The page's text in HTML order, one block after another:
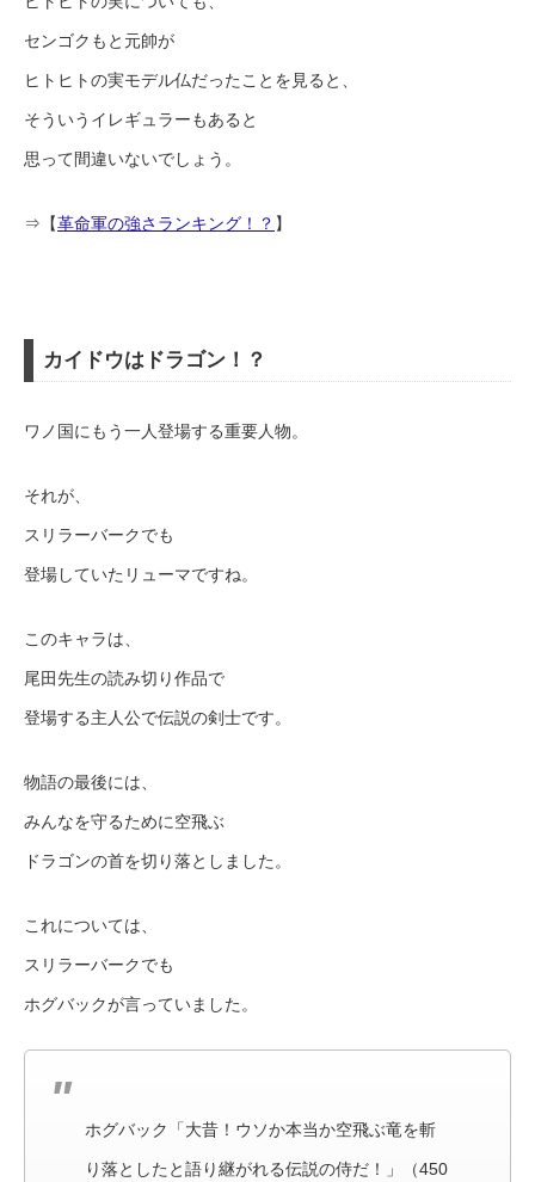
センゴクもと元帥が
ヒトヒトの実モデル仏だったことを見ると、
そういうイレギュラーもあると
思って間違いないでしょう。
⇒【革命軍の強さランキング！？ 】
カイドウはドラゴン！？
ワノ国にもう一人登場する重要人物。
それが、
スリラーバークでも
登場していたリューマですね。
このキャラは、
尾田先生の読み切り作品で
登場する主人公で伝説の剣士です。
物語の最後には、
みんなを守るために空飛ぶ
ドラゴンの首を切り落としました。
これについては、
スリラーバークでも
ホグバックが言っていました。
ホグバック「大昔！ウソか本当か空飛ぶ竜を斬
り落としたと語り継がれる伝説の侍だ！」（450